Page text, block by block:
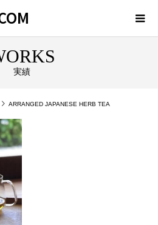
実績
ARRANGED JAPANESE HERB TEA